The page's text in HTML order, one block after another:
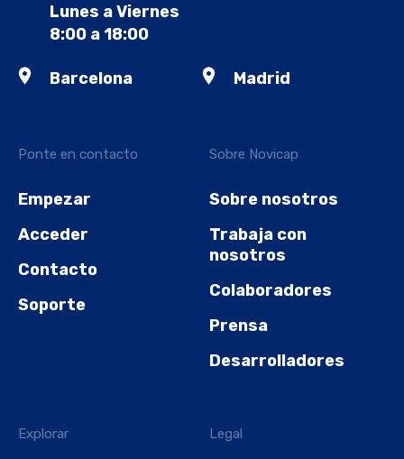
Ponte en contacto
Empezar
Acceder
Contacto
Soporte
Sobre Novicap
Sobre nosotros
Trabaja con
nosotros
Colaboradores
Prensa
Desarrolladores
Explorar Legal
Lunes a Viernes
8:00 a 18:00
Barcelona Madrid